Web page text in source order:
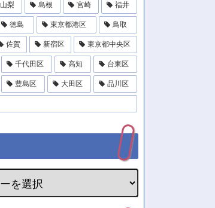
山梨 島根 宮崎 福井
徳島 東京都港区 鳥取
佐賀 新宿区 東京都中央区
千代田区 高知 台東区
豊島区 大田区 品川区